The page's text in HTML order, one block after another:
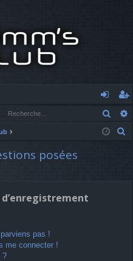
o
n
’e
nr
posées
pas !
me connecter !
?